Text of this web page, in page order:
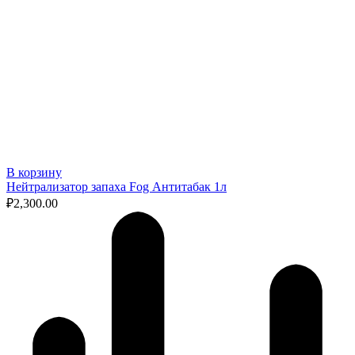
В корзину
Нейтрализатор запаха Fog Антитабак 1л
₽2,300.00